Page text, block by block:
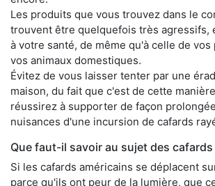
Les produits que vous trouvez dans le
trouvent être quelquefois très agressifs,
à votre santé, de même qu'à celle de vos
vos animaux domestiques.
Évitez de vous laisser tenter par une
maison, du fait que c'est de cette
réussirez à supporter de façon
nuisances d'une incursion de cafards
Que faut-il savoir au sujet des cafards
Si les cafards américains se déplacent
parce qu'ils ont peur de la lumière, que